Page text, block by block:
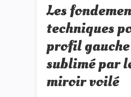
Les
techniques
profil gauche
sublimé par
miroir voilé